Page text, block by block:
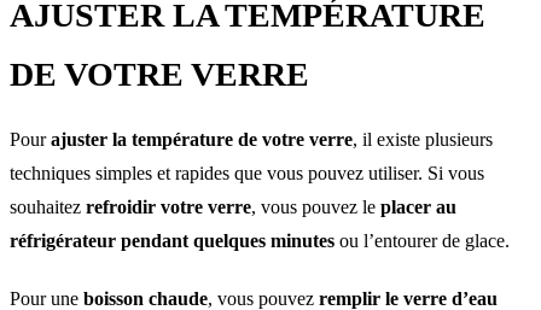
AJUSTER LA TEMPÉRATURE
DE VOTRE VERRE
Pourajuster la température de votre verre, il existe plusieurs
techniques simples et rapides que vous pouvez utiliser. Si vous
souhaitez refroidir votre verre, vous pouvez le placer au
réfrigérateur pendant quelques minutes ou l’entourer de glace.
Pour une boisson chaude, vous pouvez remplir le verre d’eau